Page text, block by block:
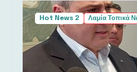
Hot News 2 Λαμία Τοπικά